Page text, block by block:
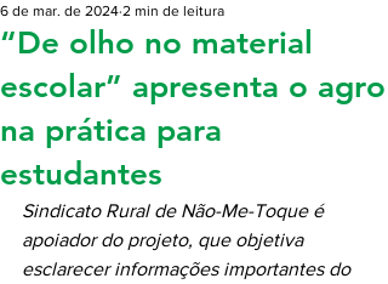
“De olho no material
escolar” apresenta o agro
na prática para
estudantes
6 de mar. de 2024 2 min de leitura
Sindicato Rural de Não-Me-Toque é
apoiador do projeto, que objetiva
esclarecer informações importantes do